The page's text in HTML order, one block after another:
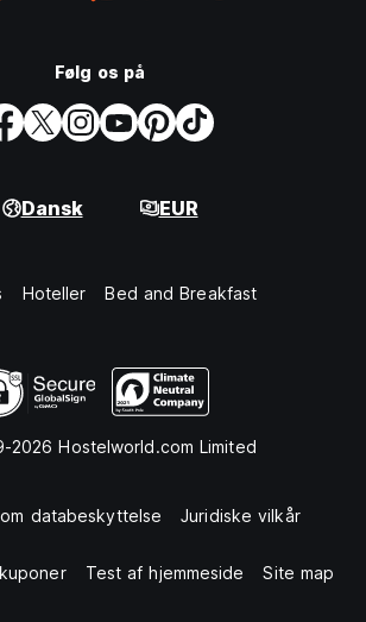
Følg os på
Dansk EUR
Hoteller Bed and Breakfast
2026 Hostelworld.com Limited
databeskyttelse Juridiske vilkår
Test af hjemmeside Site map